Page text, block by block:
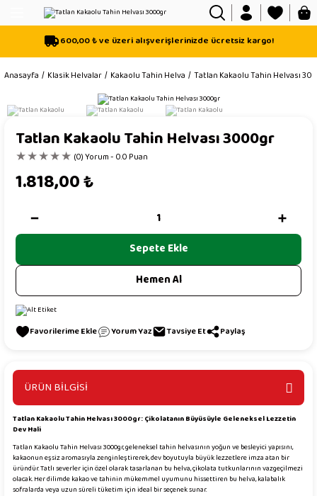
Geri Dön
Geri Dön
Geri Dön
600,00 ₺ ve üzeri alışverişlerinizde ücretsiz kargo!
Anasayfa Klasik Helvalar Kakaolu Tahin Helva Tatlan Kakaolu Tahin Helvası
Tatlan Kakaolu Tahin Helvası 3000gr
(0) Yorum - 0.0 Puan
1.818,00₺
Sepete Ekle
Hemen Al
Yorum Yaz Tavsiye Et Paylaş
ÜRÜN BİLGİSİ
Tatlan Kakaolu Tahin Helvası 3000gr: Çikolatanın Büyüsüyle Geleneksel Lezzetin
Dev Hali
Tatlan Kakaolu Tahin Helvası 3000gr, geleneksel tahin helvasının yoğun ve besleyici yapısını,
kakaonun eşsiz aromasıyla zenginleştirerek, dev boyutuyla büyük lezzetlere imza atan bir
üründür. Tatlı severler için özel olarak tasarlanan bu helva, çikolata tutkunlarının vazgeçilmezi
olacak. Her dilimde kakao ve tahinin mükemmel uyumunu hissettiren bu helva, kalabalık
sofralarda veya uzun süreli tüketim için ideal bir seçenek sunar.